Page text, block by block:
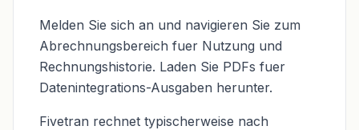
Melden Sie sich an und navigieren Sie zum
Abrechnungsbereich fuer Nutzung und
Rechnungshistorie. Laden Sie PDFs fuer
Datenintegrations-Ausgaben herunter.
Fivetran rechnet typischerweise nach